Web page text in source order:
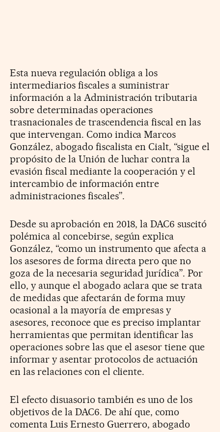
Esta nueva regulación obliga a los
intermediarios fiscales a suministrar
información a la Administración tributaria
sobre determinadas operaciones
trasnacionales de trascendencia fiscal en las
que intervengan. Como indica Marcos
González, abogado fiscalista en Cialt, “sigue el
propósito de la Unión de luchar contra la
evasión fiscal mediante la cooperación y el
intercambio de información entre
administraciones fiscales”.
Desde su aprobación en 2018, la DAC6 suscitó
polémica al concebirse, según explica
González, “como un instrumento que afecta a
los asesores de forma directa pero que no
goza de la necesaria seguridad jurídica”. Por
ello, y aunque el abogado aclara que se trata
de medidas que afectarán de forma muy
ocasional a la mayoría de empresas y
asesores, reconoce que es preciso implantar
herramientas que permitan identificar las
operaciones sobre las que el asesor tiene que
informar y asentar protocolos de actuación
en las relaciones con el cliente.
El efecto disuasorio también es uno de los
objetivos de la DAC6. De ahí que, como
comenta Luis Ernesto Guerrero, abogado